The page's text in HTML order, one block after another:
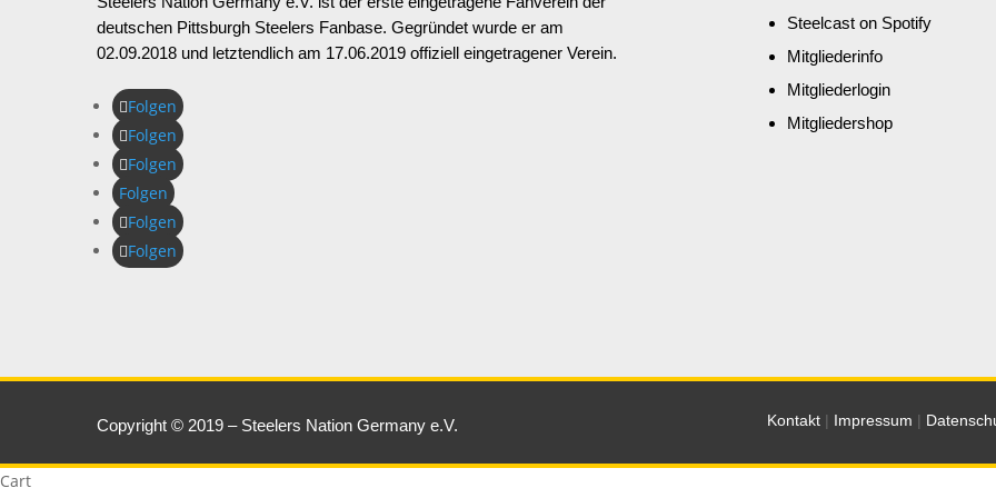
deutschen Pittsburgh Steelers Fanbase. Gegründet wurde er am
02.09.2018 und letztendlich am 17.06.2019 offiziell eingetragener Verein.
Folgen
Folgen
Folgen
Folgen
Folgen
Folgen
Steelcast on Spotify
Mitgliederinfo
Mitgliederlogin
Mitgliedershop
Copyright © 2019 – Steelers Nation Germany e.V. Kontakt| Impressum |
Cart